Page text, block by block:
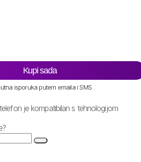
Kupi sada
isporuka putem emaila i SMS
je kompatibilan s tehnologijom